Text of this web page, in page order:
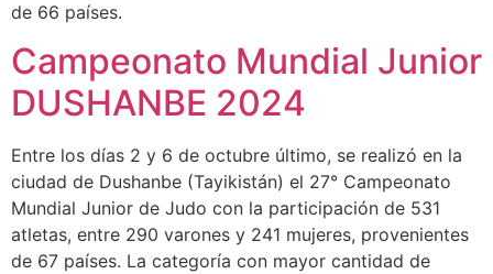
de 66 países.
Campeonato Mundial Junior
DUSHANBE 2024
Entre los días 2 y 6 de octubre último, se realizó en la
ciudad de Dushanbe (Tayikistán) el 27° Campeonato
Mundial Junior de Judo con la participación de 531
atletas, entre 290 varones y 241 mujeres, provenientes
de 67 países. La categoría con mayor cantidad de